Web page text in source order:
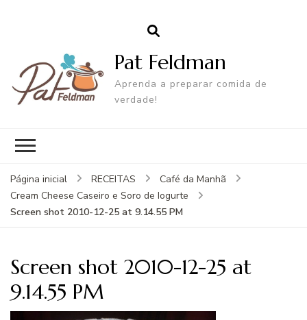
Pat Feldman
Aprenda a preparar comida de
verdade!
Página inicial RECEITAS
Café da Manhã
Cream Cheese Caseiro e Soro de Iogurte
Screen shot 2010-12-25 at 9.14.55 PM
Screen shot 2010-12-25 at
9.14.55 PM